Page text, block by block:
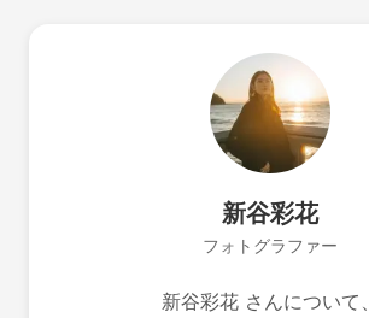
新谷彩花
フォトグラファー
新谷彩花 さんについて、